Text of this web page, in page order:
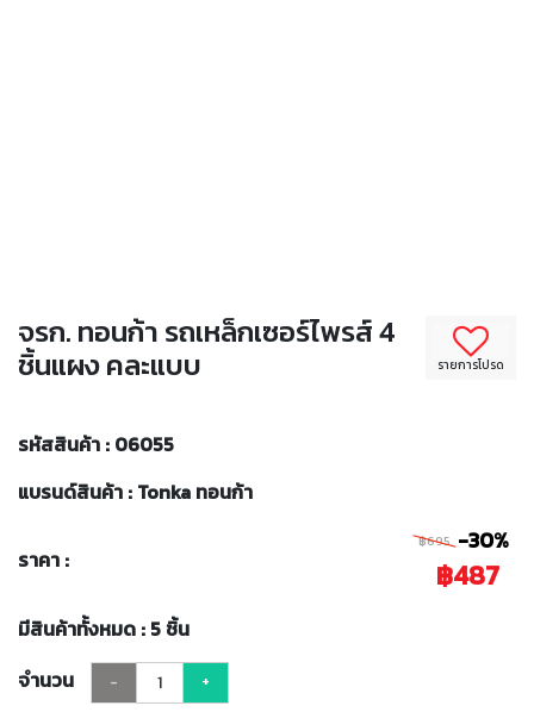
รายการโปรด
จรก. ทอนก้า รถเหล็กเซอร์ไพรส์ 4
ชิ้นแผง คละแบบ
รหัสสินค้า : 06055
แบรนด์สินค้า : Tonka ทอนก้า
ราคา :
฿695 -30%
฿487
มีสินค้าทั้งหมด : 5 ชิ้น
จำนวน
- +